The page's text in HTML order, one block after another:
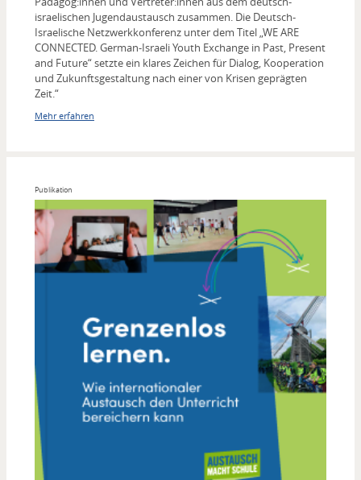
israelischen Jugendaustausch zusammen. Die Deutsch-
Israelische Netzwerkkonferenz unter dem Titel „WE ARE
CONNECTED. German-Israeli Youth Exchange in Past, Present
and Future“ setzte ein klares Zeichen für Dialog, Kooperation
und Zukunftsgestaltung nach einer von Krisen geprägten
Zeit.“
Mehr erfahren
Publikation